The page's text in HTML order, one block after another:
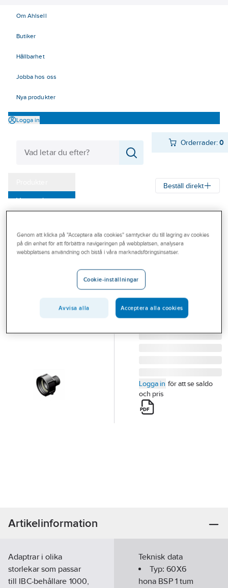
Om Ahlsell
Butiker
Hållbarhet
Jobba hos oss
Nya produkter
Logga in
Orderrader:0
Varumärken
Outlet
Branscher
Beställ direkt
Adapter till IBC
behållare
ADAPTER 60X6 HONA
1 TUM BSP HANE
Artikelnummer:
87-4051060
Logga in för att se saldo
och pris
Artikelinformation
Adaptrar i olika
storlekar som passar
till IBC-behållare 1000,
Teknisk data
Typ:60X6
hona BSP 1 tum
Genom att klicka på "Acceptera alla cookies" samtycker du till lagring av cookies
på din enhet för att förbättra navigeringen på webbplatsen, analysera
webbplatsens användning och bistå i våra marknadsföringsinsatser.
Cookie-inställningar
Avvisa alla Acceptera alla cookies